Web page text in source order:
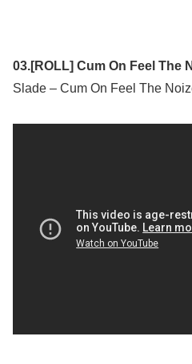
03.[ROLL] Cum On Feel The
Slade – Cum On Feel The